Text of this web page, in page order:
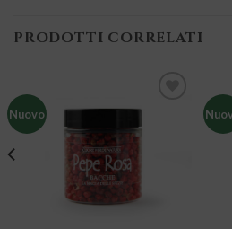
PRODOTTI CORRELATI
Nuovo